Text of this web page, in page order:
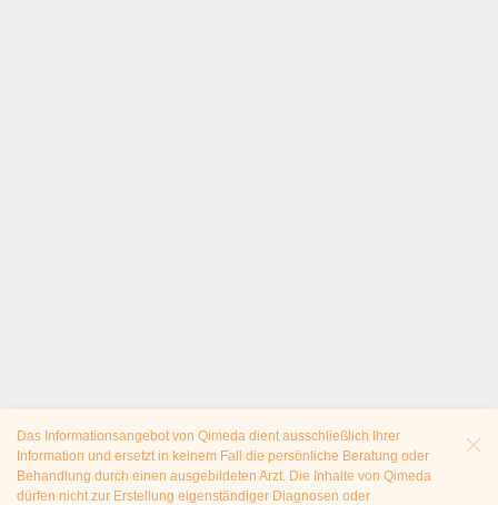
Das Informationsangebot von Qimeda dient ausschließlich Ihrer
Information und ersetzt in keinem Fall die persönliche Beratung oder
Behandlung durch einen ausgebildeten Arzt. Die Inhalte von Qimeda
dürfen nicht zur Erstellung eigenständiger Diagnosen oder